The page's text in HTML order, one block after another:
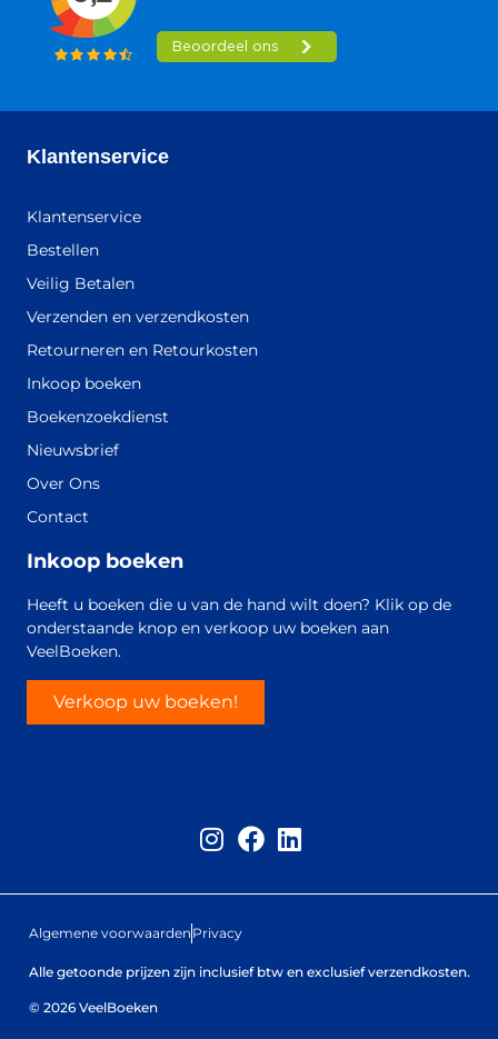
Klantenservice
Klantenservice
Bestellen
Veilig Betalen
Verzenden en verzendkosten
Retourneren en Retourkosten
Inkoop boeken
Boekenzoekdienst
Nieuwsbrief
Over Ons
Contact
Inkoop boeken
Heeft u boeken die u van de hand wilt doen? Klik op de
onderstaande knop en verkoop uw boeken aan
VeelBoeken.
Verkoop uw boeken!
Algemene voorwaarden Privacy
Alle getoonde prijzen zijn inclusief btw en exclusief verzendkosten.
© 2026 VeelBoeken